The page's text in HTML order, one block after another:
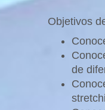
Objetivos
de